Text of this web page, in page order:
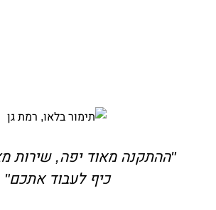
"ההתקנה מאוד יפה, שירות
כיף לעבוד אתכם"